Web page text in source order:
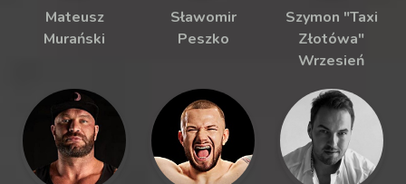
Mateusz
Murański
Sławomir
Peszko
Szymon "Taxi
Złotówa"
Wrzesień